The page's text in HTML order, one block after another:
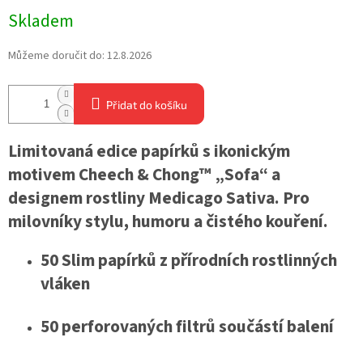
cena:
Skladem
Můžeme doručit do: 12.8.2026
Přidat do košíku
Limitovaná edice papírků s ikonickým
motivem Cheech & Chong™ „Sofa“ a
designem rostliny Medicago Sativa. Pro
milovníky stylu, humoru a čistého kouření.
50 Slim papírků z přírodních rostlinných
vláken
50 perforovaných filtrů součástí balení